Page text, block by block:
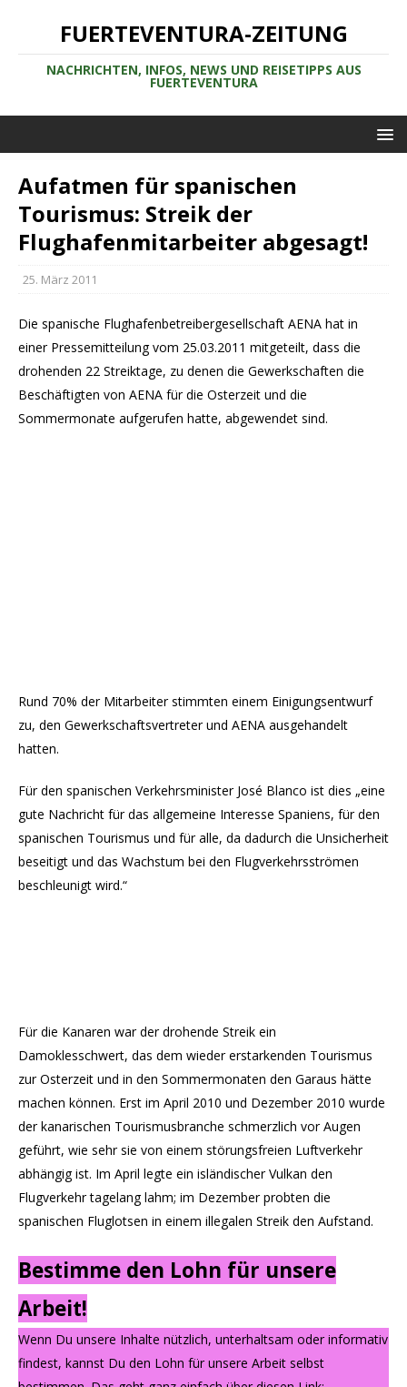
FUERTEVENTURA-ZEITUNG
NACHRICHTEN, INFOS, NEWS UND REISETIPPS AUS
FUERTEVENTURA
Aufatmen für spanischen
Tourismus: Streik der
Flughafenmitarbeiter abgesagt!
25. März 2011
Die spanische Flughafenbetreibergesellschaft AENA hat in
einer Pressemitteilung vom 25.03.2011 mitgeteilt, dass die
drohenden 22 Streiktage, zu denen die Gewerkschaften die
Beschäftigten von AENA für die Osterzeit und die
Sommermonate aufgerufen hatte, abgewendet sind.
Rund 70% der Mitarbeiter stimmten einem Einigungsentwurf
zu, den Gewerkschaftsvertreter und AENA ausgehandelt
hatten.
Für den spanischen Verkehrsminister José Blanco ist dies „eine
gute Nachricht für das allgemeine Interesse Spaniens, für den
spanischen Tourismus und für alle, da dadurch die Unsicherheit
beseitigt und das Wachstum bei den Flugverkehrsströmen
beschleunigt wird.“
Für die Kanaren war der drohende Streik ein
Damoklesschwert, das dem wieder erstarkenden Tourismus
zur Osterzeit und in den Sommermonaten den Garaus hätte
machen können. Erst im April 2010 und Dezember 2010 wurde
der kanarischen Tourismusbranche schmerzlich vor Augen
geführt, wie sehr sie von einem störungsfreien Luftverkehr
abhängig ist. Im April legte ein isländischer Vulkan den
Flugverkehr tagelang lahm; im Dezember probten die
spanischen Fluglotsen in einem illegalen Streik den Aufstand.
Bestimme den Lohn für unsere
Arbeit!
Wenn Du unsere Inhalte nützlich, unterhaltsam oder informativ
findest, kannst Du den Lohn für unsere Arbeit selbst